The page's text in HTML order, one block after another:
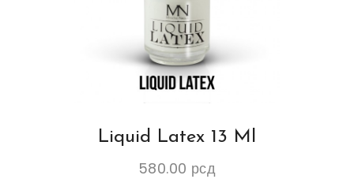
Liquid Latex 13 Ml
580.00 рсд